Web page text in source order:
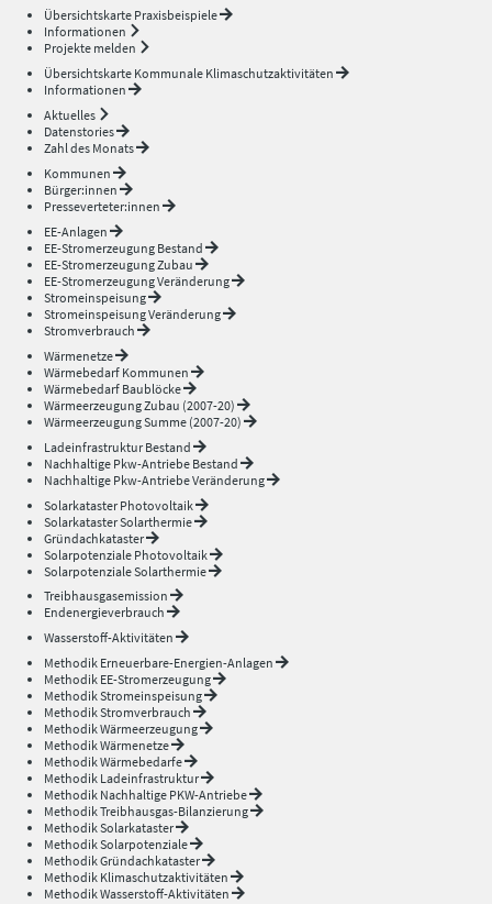
Übersichtskarte Praxisbeispiele
Informationen
Projekte melden
Übersichtskarte Kommunale Klimaschutzaktivitäten
Informationen
Aktuelles
Datenstories
Zahl des Monats
Kommunen
Bürger:innen
Presseverteter:innen
EE-Anlagen
EE-Stromerzeugung Bestand
EE-Stromerzeugung Zubau
EE-Stromerzeugung Veränderung
Stromeinspeisung
Stromeinspeisung Veränderung
Stromverbrauch
Wärmenetze
Wärmebedarf Kommunen
Wärmebedarf Baublöcke
Wärmeerzeugung Zubau (2007-20)
Wärmeerzeugung Summe (2007-20)
Ladeinfrastruktur Bestand
Nachhaltige Pkw-Antriebe Bestand
Nachhaltige Pkw-Antriebe Veränderung
Solarkataster Photovoltaik
Solarkataster Solarthermie
Gründachkataster
Solarpotenziale Photovoltaik
Solarpotenziale Solarthermie
Treibhausgasemission
Endenergieverbrauch
Wasserstoff-Aktivitäten
Methodik Erneuerbare-Energien-Anlagen
Methodik EE-Stromerzeugung
Methodik Stromeinspeisung
Methodik Stromverbrauch
Methodik Wärmeerzeugung
Methodik Wärmenetze
Methodik Wärmebedarfe
Methodik Ladeinfrastruktur
Methodik Nachhaltige PKW-Antriebe
Methodik Treibhausgas-Bilanzierung
Methodik Solarkataster
Methodik Solarpotenziale
Methodik Gründachkataster
Methodik Klimaschutzaktivitäten
Methodik Wasserstoff-Aktivitäten